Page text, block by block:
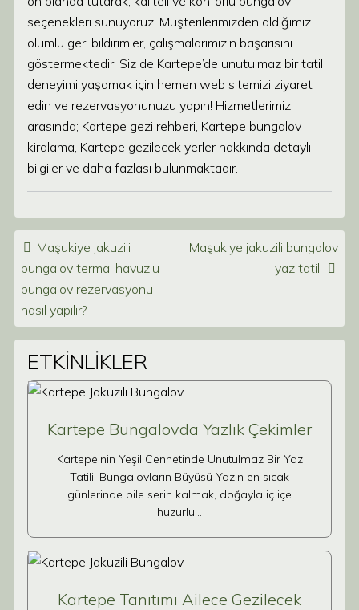
seçenekleri sunuyoruz. Müşterilerimizden aldığımız
olumlu geri bildirimler, çalışmalarımızın başarısını
göstermektedir. Siz de Kartepe’de unutulmaz bir tatil
deneyimi yaşamak için hemen web sitemizi ziyaret
edin ve rezervasyonunuzu yapın! Hizmetlerimiz
arasında; Kartepe gezi rehberi, Kartepe bungalov
kiralama, Kartepe gezilecek yerler hakkında detaylı
bilgiler ve daha fazlası bulunmaktadır.
Post navigation
Maşukiye jakuzili
bungalov termal havuzlu
bungalov rezervasyonu
nasıl yapılır?
Maşukiye jakuzili bungalov
yaz tatili
ETKİNLİKLER
Kartepe Bungalovda Yazlık Çekimler
Kartepe’nin Yeşil Cennetinde Unutulmaz Bir Yaz
Tatili: Bungalovların Büyüsü Yazın en sıcak
günlerinde bile serin kalmak, doğayla iç içe
huzurlu…
Kartepe Tanıtımı Ailece Gezilecek